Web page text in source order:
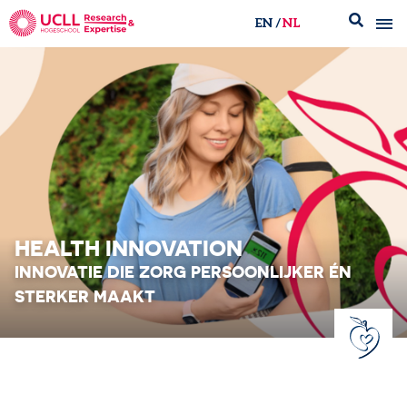
UCLL Research & Expertise
EN NL
HEALTH INNOVATION
INNOVATIE DIE ZORG PERSOONLIJKER​ ÉN
STERKER MAAKT